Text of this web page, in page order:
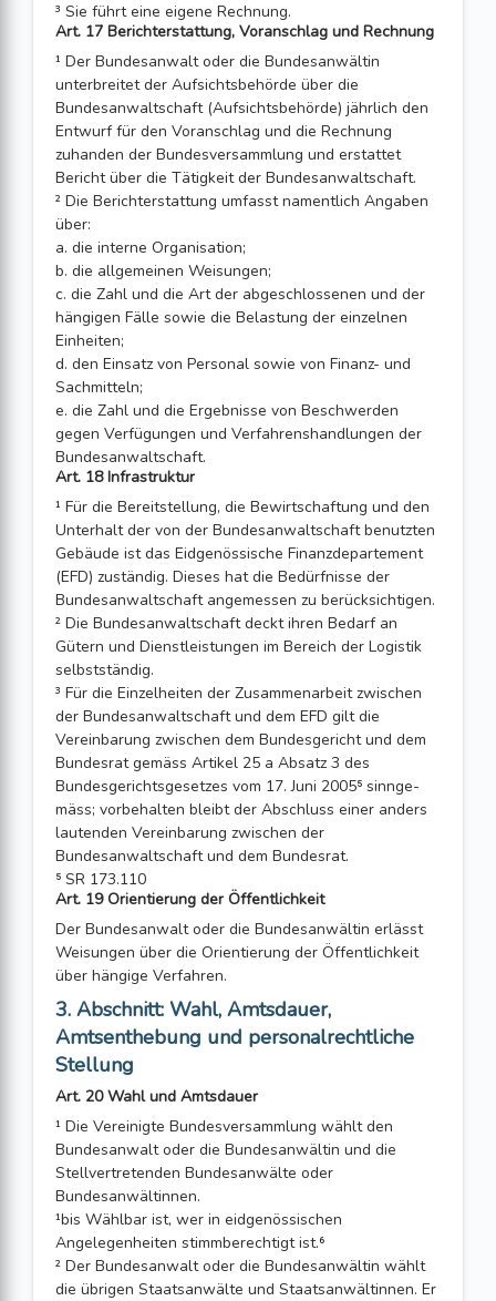
³ Sie führt eine eigene Rechnung.
Art. 17 Berichterstattung, Voranschlag und Rechnung
¹ Der Bundesanwalt oder die Bundesanwältin
unterbreitet der Aufsichtsbehörde über die
Bundesanwaltschaft (Aufsichtsbehörde) jährlich den
Entwurf für den Voran­schlag und die Rechnung
zuhanden der Bundesversammlung und erstattet
Bericht über die Tätigkeit der Bundesanwaltschaft.
² Die Berichterstattung umfasst namentlich Angaben
über:
a. die interne Organisation;
b. die allgemeinen Weisungen;
c. die Zahl und die Art der abgeschlossenen und der
hängigen Fälle sowie die Belastung der einzelnen
Einheiten;
d. den Einsatz von Personal sowie von Finanz- und
Sachmitteln;
e. die Zahl und die Ergebnisse von Beschwerden
gegen Verfügungen und Verfah­renshandlungen der
Bundesanwaltschaft.
Art. 18 Infrastruktur
¹ Für die Bereitstellung, die Bewirtschaftung und den
Unterhalt der von der Bundes­anwaltschaft benutzten
Gebäude ist das Eidgenössische Finanzdepartement
(EFD) zuständig. Dieses hat die Bedürfnisse der
Bundesanwaltschaft angemessen zu be­rücksichtigen.
² Die Bundesanwaltschaft deckt ihren Bedarf an
Gütern und Dienstleistungen im Bereich der Logistik
selbstständig.
³ Für die Einzelheiten der Zusammenarbeit zwischen
der Bundesanwaltschaft und dem EFD gilt die
Vereinbarung zwischen dem Bundesgericht und dem
Bundesrat gemäss Artikel 25 a Absatz 3 des
Bundesgerichtsgesetzes vom 17. Juni 2005⁵ sinnge­
mäss; vorbehalten bleibt der Abschluss einer anders
lautenden Vereinbarung zwischen der
Bundesanwaltschaft und dem Bundesrat.
⁵ SR 173.110
Art. 19 Orientierung der Öffentlichkeit
Der Bundesanwalt oder die Bundesanwältin erlässt
Weisungen über die Orientie­rung der Öffentlichkeit
über hängige Verfahren.
3. Abschnitt: Wahl, Amtsdauer,
Amtsenthebung und personalrechtliche
Stellung
Art. 20 Wahl und Amtsdauer
¹ Die Vereinigte Bundesversammlung wählt den
Bundesanwalt oder die Bundes­anwältin und die
Stellvertretenden Bundesanwälte oder
Bundesanwältinnen.
¹bis Wählbar ist, wer in eidgenössischen
Angelegenheiten stimmberechtigt ist.⁶
² Der Bundesanwalt oder die Bundesanwältin wählt
die übrigen Staatsanwälte und Staatsanwältinnen. Er